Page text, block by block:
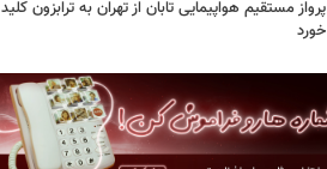
پرواز مستقیم هواپیمایی تابان از تهران به ترابزون کلید
خورد